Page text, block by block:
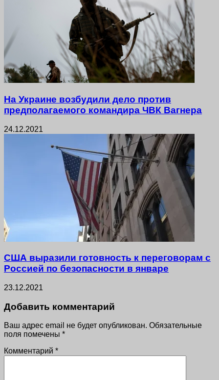
На Украине возбудили дело против
предполагаемого командира ЧВК Вагнера
24.12.2021
США выразили готовность к переговорам с
Россией по безопасности в январе
23.12.2021
Добавить комментарий
Ваш адрес email не будет опубликован. Обязательные
поля помечены *
Комментарий *